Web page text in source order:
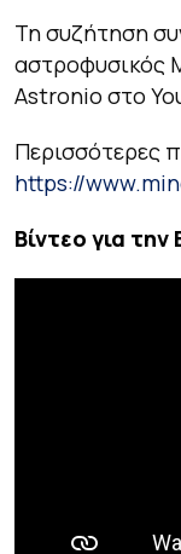
Τη συζήτηση
αστροφυσικός
Astronio στο
Περισσότερες
https://
Βίντεο για